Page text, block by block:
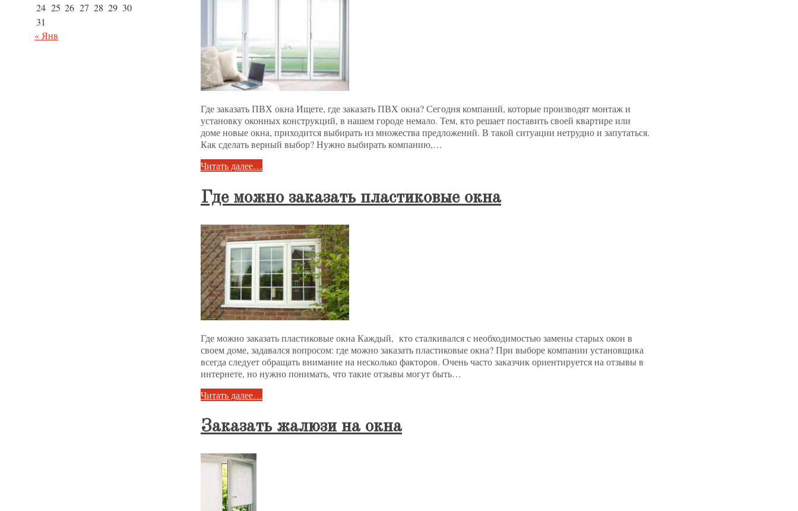
Где заказать ПВХ окна Ищете, где заказать ПВХ окна? Сегодня компаний, которые производят монтаж и
установку оконных конструкций, в нашем городе немало. Тем, кто решает поставить своей квартире или
доме новые окна, приходится выбирать из множества предложений. В такой ситуации нетрудно и запутаться.
Как сделать верный выбор? Нужно выбирать компанию,…
Читать далее…
Где можно заказать пластиковые окна
Где можно заказать пластиковые окна Каждый, кто сталкивался с необходимостью замены старых окон в
своем доме, задавался вопросом: где можно заказать пластиковые окна? При выборе компании установщика
всегда следует обращать внимание на несколько факторов. Очень часто заказчик ориентируется на отзывы в
интернете, но нужно понимать, что такие отзывы могут быть…
Читать далее…
Заказать жалюзи на окна
24 25 26 27 28 29 30
31
« Янв